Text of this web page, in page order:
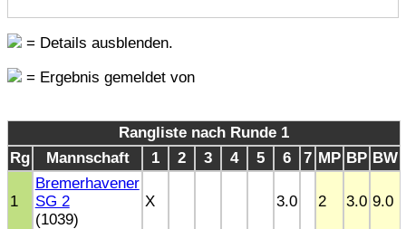
= Details ausblenden.
= Ergebnis gemeldet von
Rangliste nach Runde 1
Rg
Mannschaft 1 2 3 4 5 6 7 MP BP BW
1
Bremerhavener
SG 2
(1039)
X 3.0 2 3.0 9.0